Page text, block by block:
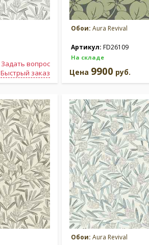
Задать вопрос
Быстрый заказ
Обои: Aura Revival
Артикул: FD26109
На складе
Цена 9900 руб.
Обои: Aura Revival